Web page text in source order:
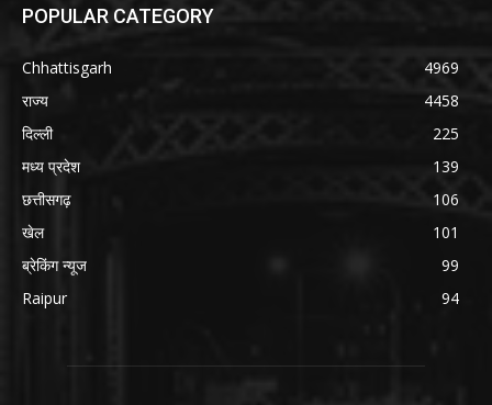
POPULAR CATEGORY
Chhattisgarh
4969
राज्य
4458
दिल्ली
225
मध्य प्रदेश
139
छत्तीसगढ़
106
खेल
101
ब्रेकिंग न्यूज
99
Raipur
94